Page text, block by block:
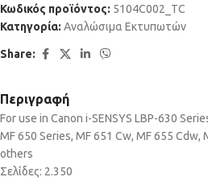
Κωδικός προϊόντος: 5104C002_TC
Κατηγορία: Αναλώσιμα Εκτυπωτών
Share:
Περιγραφή
For use in Canon i-SENSYS LBP-630
MF 650 Series, MF 651 Cw, MF 655 Cdw,
others
Σελίδες: 2.350